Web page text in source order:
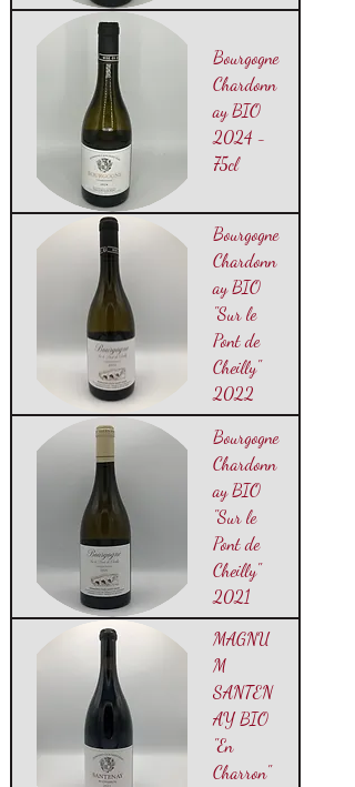
Bourgogne
Chardonn
ay BIO
2024 -
75cl
Bourgogne
Chardonn
ay BIO
"Sur le
Pont de
Cheilly"
2022
Bourgogne
Chardonn
ay BIO
"Sur le
Pont de
Cheilly"
2021
MAGNU
M
SANTEN
AY BIO
"En
Charron"